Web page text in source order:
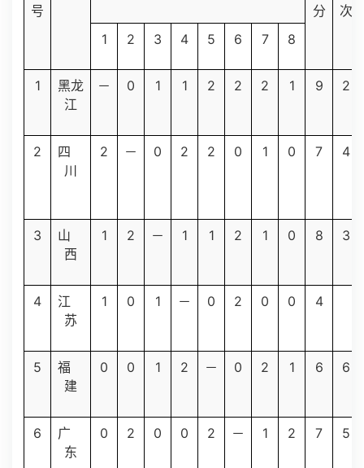
号
分
次
1 2 3 4 5 6 7 8
1
黑龙
江
－ 0 1 1 2 2 2 1 9 2
2
四
川
2 － 0 2 2 0 1 0 7 4
3
山
西
1 2 － 1 1 2 1 0 8 3
4
江
苏
1 0 1 － 0 2 0 0 4
5
福
建
0 0 1 2 － 0 2 1 6 6
6
广
东
0 2 0 0 2 － 1 2 7 5